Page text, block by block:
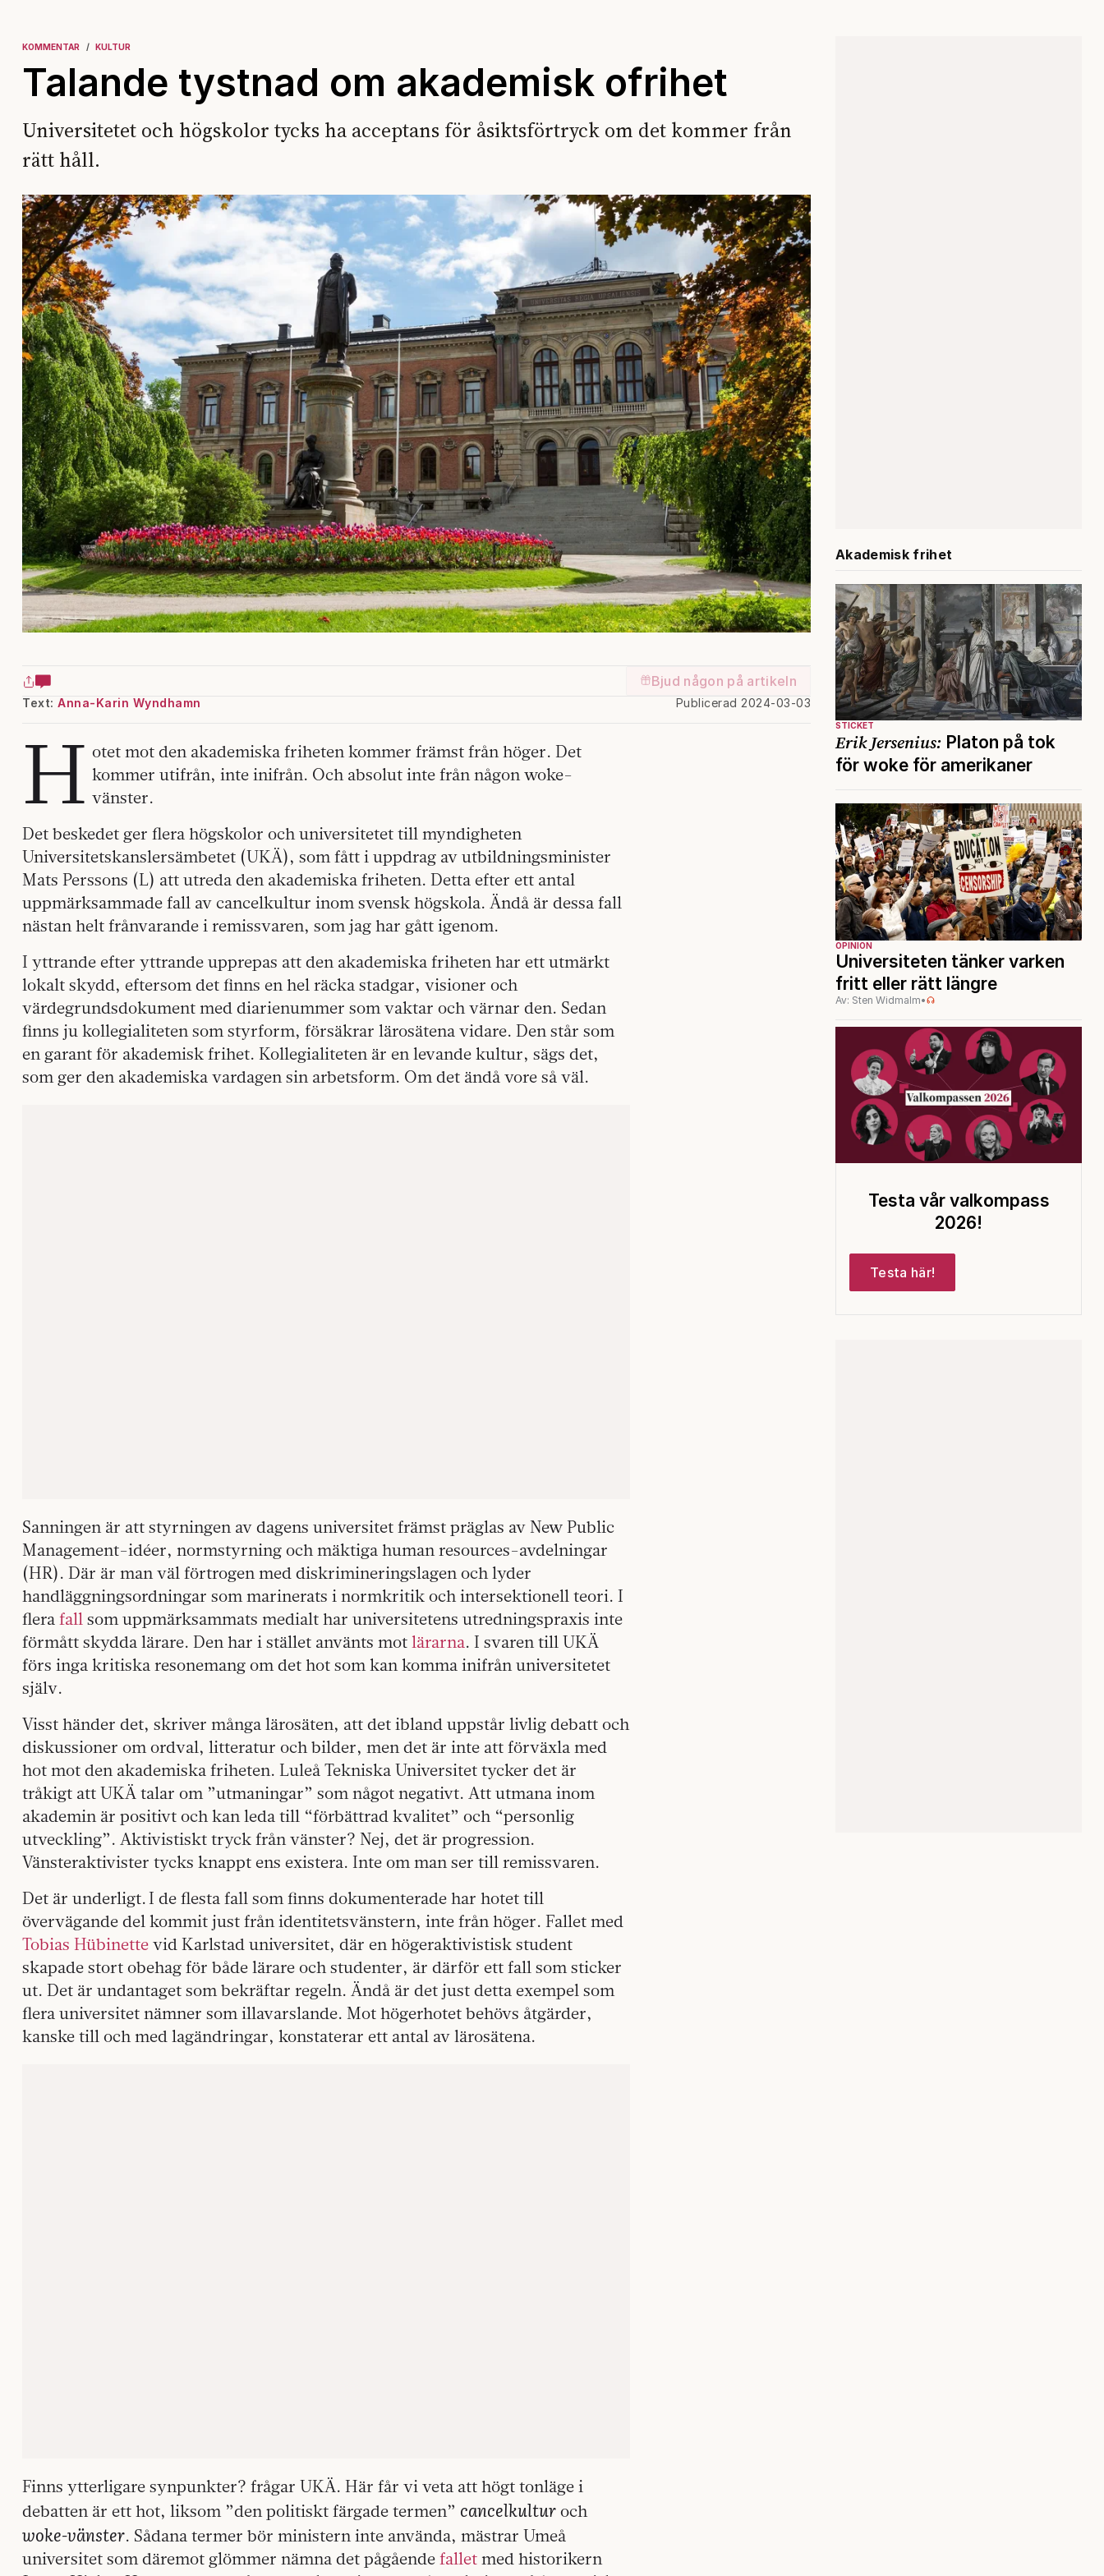
KOMMENTAR KULTUR
Talande tystnad om akademisk ofrihet
Universitetet och högskolor tycks ha acceptans för åsiktsförtryck om det kommer från
rätt håll.
Bjud någon på artikeln
Text: Anna-Karin Wyndhamn Publicerad 2024-03-03
H otet mot den akademiska friheten kommer främst från höger. Det
kommer utifrån, inte inifrån. Och absolut inte från någon woke-
vänster.
Det beskedet ger flera högskolor och universitetet till myndigheten
Universitetskanslersämbetet (UKÄ), som fått i uppdrag av utbildningsminister
Mats Perssons (L) att utreda den akademiska friheten. Detta efter ett antal
uppmärksammade fall av cancelkultur inom svensk högskola. Ändå är dessa fall
nästan helt frånvarande i remissvaren, som jag har gått igenom.
I yttrande efter yttrande upprepas att den akademiska friheten har ett utmärkt
lokalt skydd, eftersom det finns en hel räcka stadgar, visioner och
värdegrundsdokument med diarienummer som vaktar och värnar den. Sedan
finns ju kollegialiteten som styrform, försäkrar lärosätena vidare. Den står som
en garant för akademisk frihet. Kollegialiteten är en levande kultur, sägs det,
som ger den akademiska vardagen sin arbetsform. Om det ändå vore så väl.
Sanningen är att styrningen av dagens universitet främst präglas av New Public
Management-idéer, normstyrning och mäktiga human resources-avdelningar
(HR). Där är man väl förtrogen med diskrimineringslagen och lyder
handläggningsordningar som marinerats i normkritik och intersektionell teori. I
flera fall som uppmärksammats medialt har universitetens utredningspraxis inte
förmått skydda lärare. Den har i stället använts mot lärarna. I svaren till UKÄ
förs inga kritiska resonemang om det hot som kan komma inifrån universitetet
själv.
Visst händer det, skriver många lärosäten, att det ibland uppstår livlig debatt och
diskussioner om ordval, litteratur och bilder, men det är inte att förväxla med
hot mot den akademiska friheten. Luleå Tekniska Universitet tycker det är
tråkigt att UKÄ talar om ”utmaningar” som något negativt. Att utmana inom
akademin är positivt och kan leda till “förbättrad kvalitet” och “personlig
utveckling”. Aktivistiskt tryck från vänster? Nej, det är progression.
Vänsteraktivister tycks knappt ens existera. Inte om man ser till remissvaren.
Det är underligt. I de flesta fall som finns dokumenterade har hotet till
övervägande del kommit just från identitetsvänstern, inte från höger. Fallet med
Tobias Hübinette vid Karlstad universitet, där en högeraktivistisk student
skapade stort obehag för både lärare och studenter, är därför ett fall som sticker
ut. Det är undantaget som bekräftar regeln. Ändå är det just detta exempel som
flera universitet nämner som illavarslande. Mot högerhotet behövs åtgärder,
kanske till och med lagändringar, konstaterar ett antal av lärosätena.
Finns ytterligare synpunkter? frågar UKÄ. Här får vi veta att högt tonläge i
debatten är ett hot, liksom ”den politiskt färgade termen” cancelkultur och
woke-vänster. Sådana termer bör ministern inte använda, mästrar Umeå
universitet som däremot glömmer nämna det pågående fallet med historikern
Akademisk frihet
STICKET
Erik Jersenius: Platon på tok
för woke för amerikaner
OPINION
Universiteten tänker varken
fritt eller rätt längre
Av: Sten Widmalm•
Testa vår valkompass
2026!
Testa här!